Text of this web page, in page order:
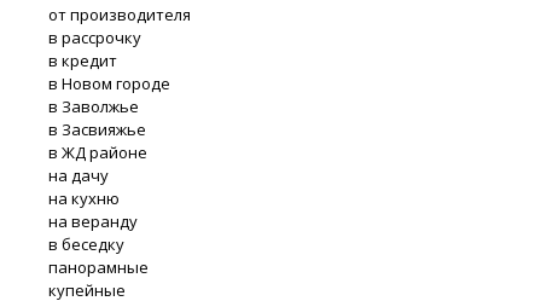
от производителя
в рассрочку
в кредит
в Новом городе
в Заволжье
в Засвияжье
в ЖД районе
на дачу
на кухню
на веранду
в беседку
панорамные
купейные